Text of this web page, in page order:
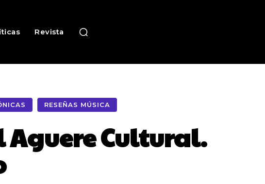
Revista
RESEÑAS MÚSICA
Cultural.